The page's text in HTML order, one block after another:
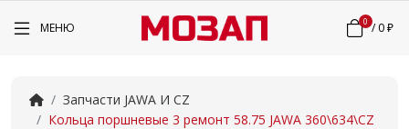
МЕНЮ 0 /0 ₽
Запчасти JAWA И CZ
Кольца поршневые 3 ремонт 58.75 JAWA 360\634\CZ